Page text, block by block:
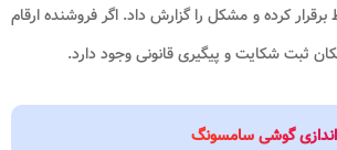
برقرار کرده و مشکل را گزارش داد. اگر فروشنده ارقام
ثبت شکایت و پیگیری قانونی وجود دارد.
اندازی گوشی سامسونگ